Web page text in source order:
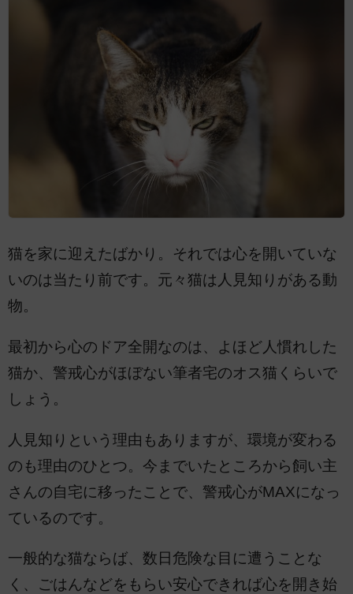
猫を家に迎えたばかり。それでは心を開いていな
いのは当たり前です。元々猫は人見知りがある動
物。
最初から心のドア全開なのは、よほど人慣れした
猫か、警戒心がほぼない筆者宅のオス猫くらいで
しょう。
人見知りという理由もありますが、環境が変わる
のも理由のひとつ。今までいたところから飼い主
さんの自宅に移ったことで、警戒心がMAXになっ
ているのです。
一般的な猫ならば、数日危険な目に遭うことな
く、ごはんなどをもらい安心できれば心を開き始